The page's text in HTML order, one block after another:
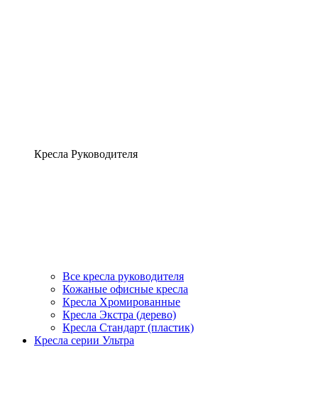
Кресла Руководителя
Все кресла руководителя
Кожаные офисные кресла
Кресла Хромированные
Кресла Экстра (дерево)
Кресла Стандарт (пластик)
Кресла серии Ультра